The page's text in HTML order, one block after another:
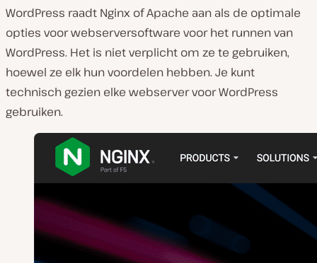
WordPress raadt Nginx of Apache aan als de optimale
opties voor webserversoftware voor het runnen van
WordPress. Het is niet verplicht om ze te gebruiken,
hoewel ze elk hun voordelen hebben. Je kunt
technisch gezien elke webserver voor WordPress
gebruiken.